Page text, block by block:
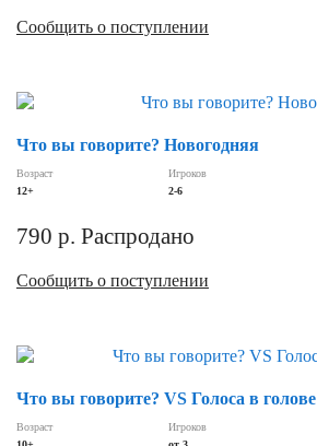
Сообщить о поступлении
Что вы говорите? Новогодняя
Возраст
12+
Игроков
2-6
790 р. Распродано
Сообщить о поступлении
Что вы говорите? VS Голоса в голове
Возраст
Игроков